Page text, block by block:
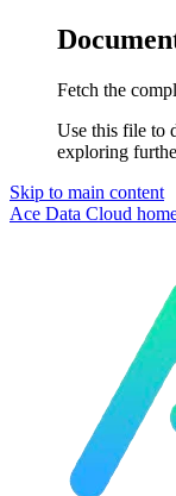
Fetch the
Use this file to
exploring
Skip to main content
Ace Data Cloud